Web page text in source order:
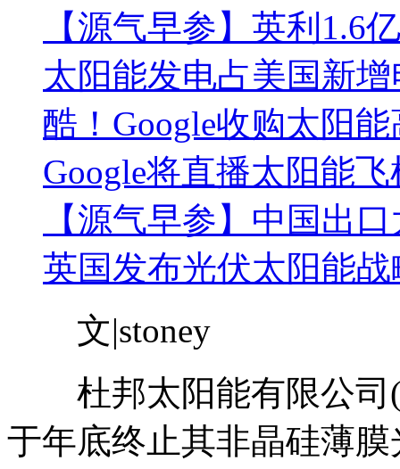
【源气早参】英利1.6
太阳能发电占美国新增
酷！Google收购太阳
Google将直播太阳能
【源气早参】中国出
英国发布光伏太阳能
文|stoney
杜邦太阳能有限公司(
于年底终止其非晶硅薄